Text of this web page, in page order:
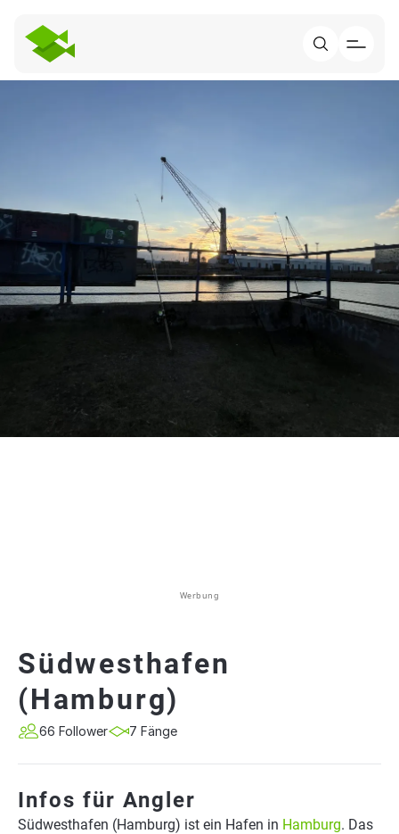
Werbung
Südwesthafen
(Hamburg)
66 Follower 7 Fänge
Infos für Angler
Südwesthafen (Hamburg) ist ein Hafen in Hamburg. Das